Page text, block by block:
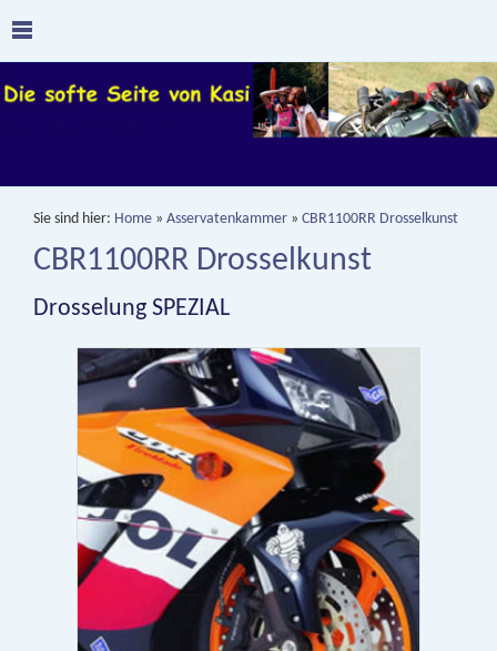
Sie sind hier: Home » Asservatenkammer » CBR1100RR Drosselkunst
CBR1100RR Drosselkunst
Drosselung SPEZIAL